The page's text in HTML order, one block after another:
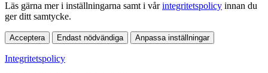
Läs gärna mer i inställningarna samt i vårintegritetspolicy innan du
ger ditt samtycke.
Acceptera Endast nödvändiga Anpassa inställningar
Integritetspolicy